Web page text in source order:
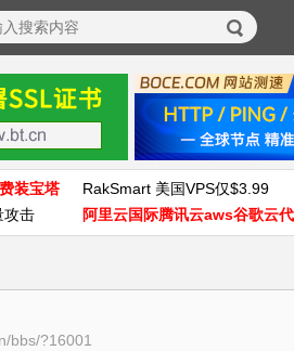
装宝塔
RakSmart 美国VPS仅$3.99
攻击
阿里云国际腾讯云aws谷歌云
bbs/?16001